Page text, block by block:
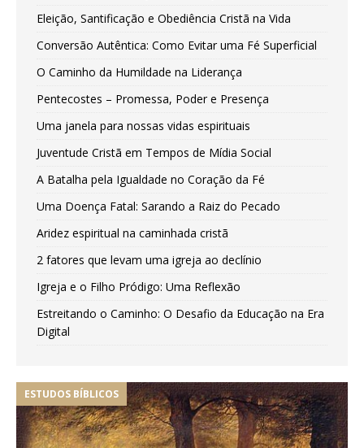
Eleição, Santificação e Obediência Cristã na Vida
Conversão Autêntica: Como Evitar uma Fé Superficial
O Caminho da Humildade na Liderança
Pentecostes – Promessa, Poder e Presença
Uma janela para nossas vidas espirituais
Juventude Cristã em Tempos de Mídia Social
A Batalha pela Igualdade no Coração da Fé
Uma Doença Fatal: Sarando a Raiz do Pecado
Aridez espiritual na caminhada cristã
2 fatores que levam uma igreja ao declínio
Igreja e o Filho Pródigo: Uma Reflexão
Estreitando o Caminho: O Desafio da Educação na Era
Digital
ESTUDOS BÍBLICOS